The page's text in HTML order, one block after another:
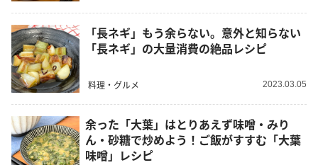
「長ネギ」もう余らない。意外と知らない
「長ネギ」の大量消費の絶品レシピ
料理・グルメ 2023.03.05
余った「大葉」はとりあえず味噌・みり
ん・砂糖で炒めよう！ご飯がすすむ「大葉
味噌」レシピ